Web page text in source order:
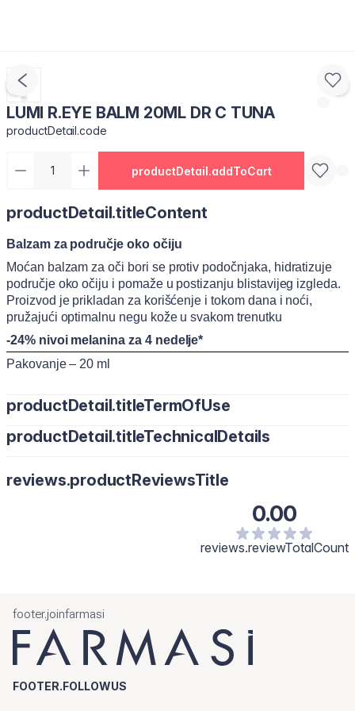
LUMI R.EYE BALM 20ML DR C TUNA
productDetail.code
productDetail.addToCart
productDetail.titleContent
Balzam za područje oko očiju
Moćan balzam za oči bori se protiv podočnjaka, hidratizuje
područje oko očiju i pomaže u postizanju blistavijeg izgleda.
Proizvod je prikladan za korišćenje i tokom dana i noći,
pružajući optimalnu negu kože u svakom trenutku
-24% nivoi melanina za 4 nedelje*
Pakovanje – 20 ml
productDetail.titleTermOfUse
productDetail.titleTechnicalDetails
reviews.productReviewsTitle
0.00
reviews.reviewTotalCount
footer.joinfarmasi
FOOTER.FOLLOWUS